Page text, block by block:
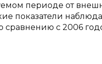
периоде от
показатели
с 2006